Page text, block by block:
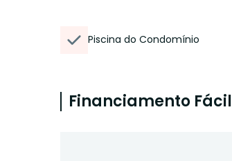
Piscina do Condomínio
Financiamento Fácil